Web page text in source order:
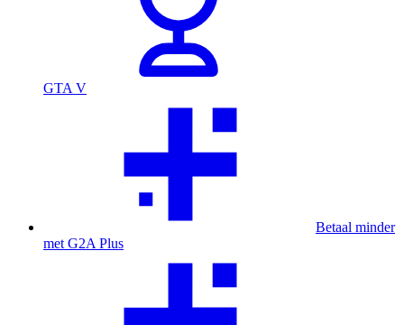
GTA V
Betaal minder
met G2A Plus